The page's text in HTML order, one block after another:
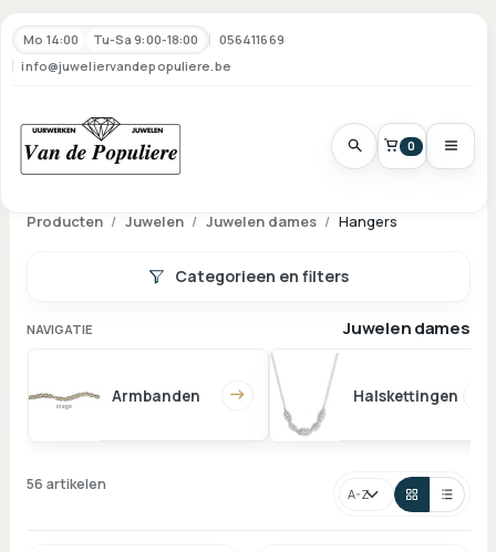
Mo 14:00 Tu-Sa 9:00-18:00
056411669
info@juweliervandepopuliere.be
0
Producten Juwelen Juwelen dames Hangers
Categorieen en filters
NAVIGATIE Juwelen dames
Armbanden Halskettingen
56 artikelen
Sorteren